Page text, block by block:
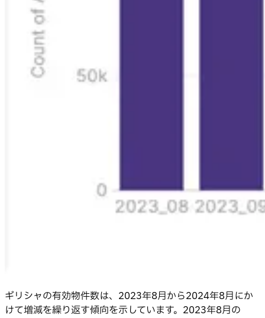
ギリシャの有効物件数は、2023年8月から2024年8月にか
けて増減を繰り返す傾向を示しています。2023年8月の